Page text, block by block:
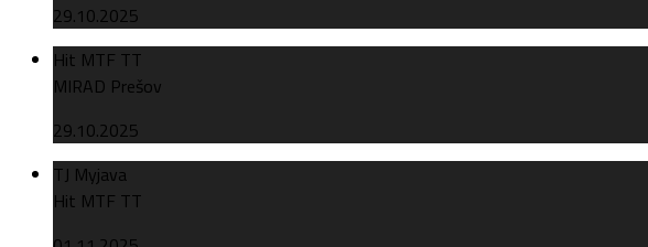
29.10.2025
Hit MTF TT
MIRAD Prešov
29.10.2025
TJ Myjava
Hit MTF TT